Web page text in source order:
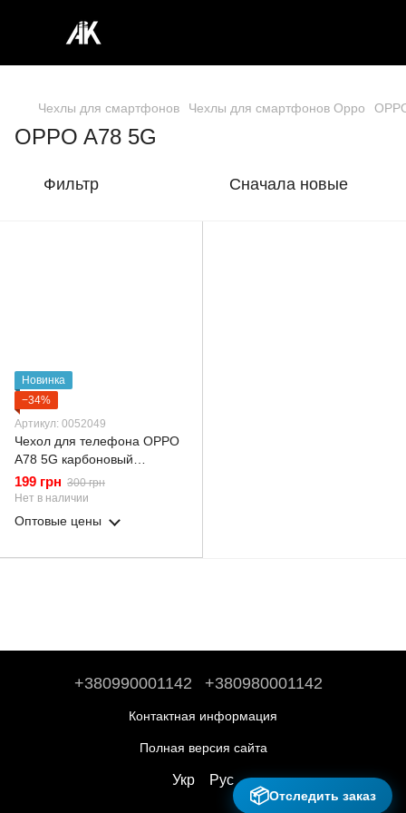
Чехлы для смартфонов Чехлы для смартфонов Oppo
OPPO A78 5G
Фильтр Сначала новые
Новинка
−34%
Артикул: 0052049
Чехол для телефона OPPO
A78 5G карбоновый
противоударный с высокими
бортами черный
199 грн 300 грн
Нет в наличии
Оптовые цены
+380990001142 +380980001142
Контактная информация
Полная версия сайта
Укр Рус
📦Отследить заказ